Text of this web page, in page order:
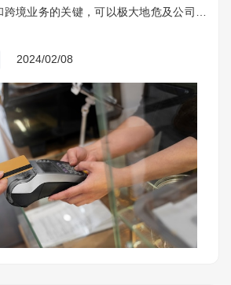
境业务的关键，可以极大地危及公司的
2024/02/08